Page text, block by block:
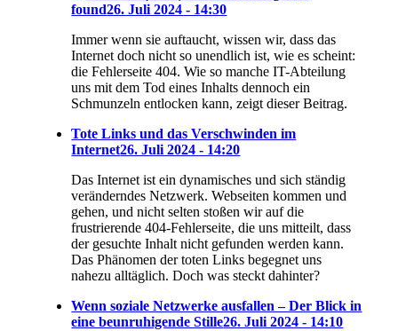
found26. Juli 2024 - 14:30
Immer wenn sie auftaucht, wissen wir, dass das
Internet doch nicht so unendlich ist, wie es scheint:
die Fehlerseite 404. Wie so manche IT-Abteilung
uns mit dem Tod eines Inhalts dennoch ein
Schmunzeln entlocken kann, zeigt dieser Beitrag.
Tote Links und das Verschwinden im
Internet26. Juli 2024 - 14:20
Das Internet ist ein dynamisches und sich ständig
veränderndes Netzwerk. Webseiten kommen und
gehen, und nicht selten stoßen wir auf die
frustrierende 404-Fehlerseite, die uns mitteilt, dass
der gesuchte Inhalt nicht gefunden werden kann.
Das Phänomen der toten Links begegnet uns
nahezu alltäglich. Doch was steckt dahinter?
Wenn soziale Netzwerke ausfallen – Der Blick in
eine beunruhigende Stille26. Juli 2024 - 14:10